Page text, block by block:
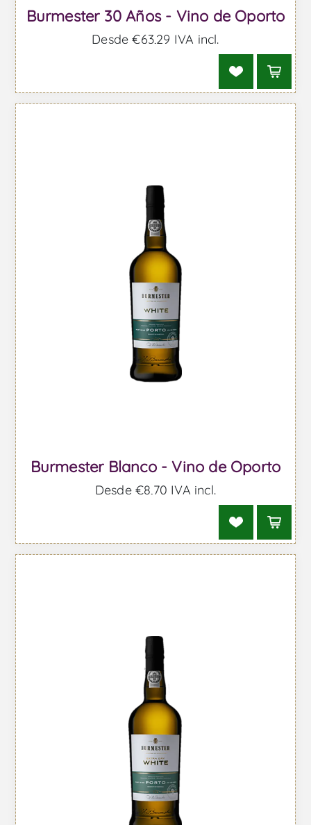
Burmester 30 Años - Vino de Oporto
Desde €63,29 IVA incl.
Burmester Blanco - Vino de Oporto
Desde €8,70 IVA incl.